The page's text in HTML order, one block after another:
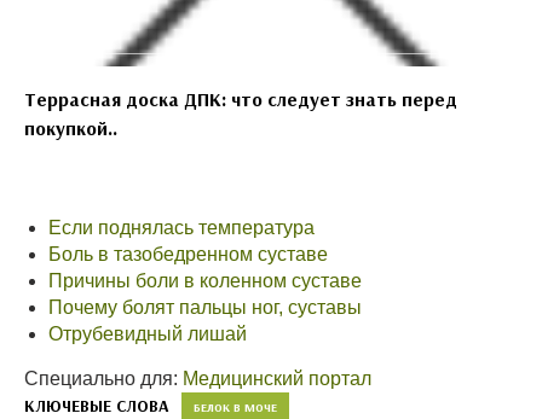
Террасная доска ДПК: что следует знать перед
покупкой..
Если поднялась температура
Боль в тазобедренном суставе
Причины боли в коленном суставе
Почему болят пальцы ног, суставы
Отрубевидный лишай
Специально для: Медицинский портал
КЛЮЧЕВЫЕ СЛОВА БЕЛОК В МОЧЕ